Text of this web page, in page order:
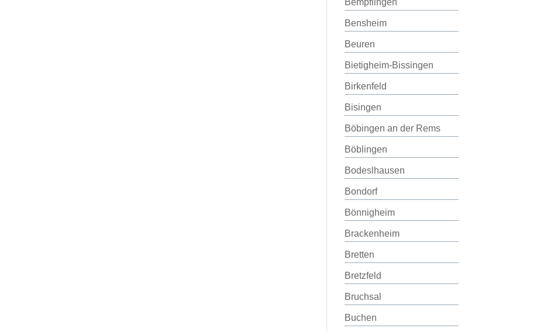
Bempflingen
Bensheim
Beuren
Bietigheim-Bissingen
Birkenfeld
Bisingen
Böbingen an der Rems
Böblingen
Bodeslhausen
Bondorf
Bönnigheim
Brackenheim
Bretten
Bretzfeld
Bruchsal
Buchen